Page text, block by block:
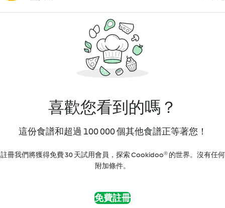
喜歡您看到的嗎？
這份食譜和超過 100 000 個其他食譜正等著您！
註冊我們將獲得免費 30 天試用會員，探索 Cookidoo® 的世界。沒有任何
附加條件。
免費註冊